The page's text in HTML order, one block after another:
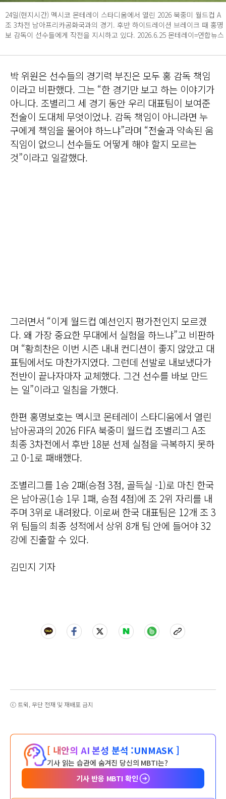
24일(현지시간) 멕시코 몬테레이 스타디움에서 열린 2026 북중미 월드컵 A
조 3차전 남아프리카공화국과의 경기. 후반 하이드레이션 브레이크 때 홍명
보 감독이 선수들에게 작전을 지시하고 있다. 2026.6.25 몬테레이=연합뉴스
박 위원은 선수들의 경기력 부진은 모두 홍 감독 책임
이라고 비판했다. 그는 “한 경기만 보고 하는 이야기가
아니다. 조별리그 세 경기 동안 우리 대표팀이 보여준
전술이 도대체 무엇이었나. 감독 책임이 아니라면 누
구에게 책임을 물어야 하느냐”라며 “전술과 약속된 움
직임이 없으니 선수들도 어떻게 해야 할지 모르는
것”이라고 일갈했다.
그러면서 “이게 월드컵 예선인지 평가전인지 모르겠
다. 왜 가장 중요한 무대에서 실험을 하느냐”고 비판하
며 “황희찬은 이번 시즌 내내 컨디션이 좋지 않았고 대
표팀에서도 마찬가지였다. 그런데 선발로 내보냈다가
전반이 끝나자마자 교체했다. 그건 선수를 바보 만드
는 일”이라고 일침을 가했다.
한편 홍명보호는 멕시코 몬테레이 스타디움에서 열린
남아공과의 2026 FIFA 북중미 월드컵 조별리그 A조
최종 3차전에서 후반 18분 선제 실점을 극복하지 못하
고 0-1로 패배했다.
조별리그를 1승 2패(승점 3점, 골득실 -1)로 마친 한국
은 남아공(1승 1무 1패, 승점 4점)에 조 2위 자리를 내
주며 3위로 내려왔다. 이로써 한국 대표팀은 12개 조 3
위 팀들의 최종 성적에서 상위 8개 팀 안에 들어야 32
강에 진출할 수 있다.
김민지 기자
ⓒ 트윅, 무단 전재 및 재배포 금지
[ 내안의 AI 본성 분석 :UNMASK ]
기사 읽는 습관에 숨겨진 당신의 MBTI는?
기사 반응 MBTI 확인